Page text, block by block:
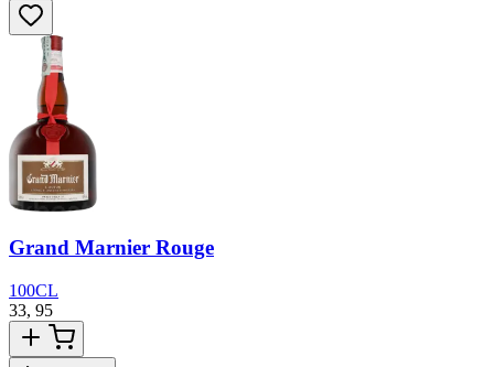
Grand Marnier Rouge
100CL
33, 95